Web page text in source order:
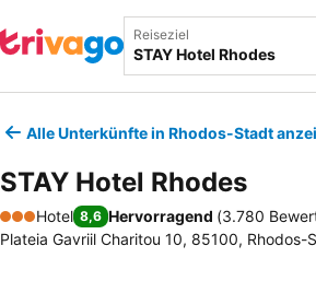
Reiseziel
Alle Unterkünfte in Rhodos-Stadt
STAY Hotel Rhodes
3 Sterne
Hotel 8,6 Hervorragend (3.780
Plateia Gavriil Charitou 10, 85100, Rhodos-